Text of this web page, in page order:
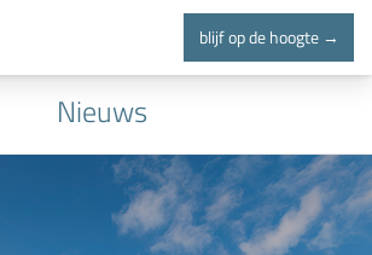
blijf op de hoogte →
Nieuws
projecten locatie